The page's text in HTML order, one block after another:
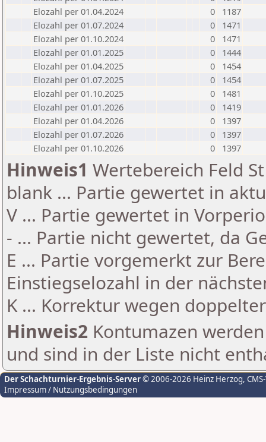
Elozahl per 01.04.2024
0
1187
Elozahl per 01.07.2024
0
1471
Elozahl per 01.10.2024
0
1471
Elozahl per 01.01.2025
0
1444
Elozahl per 01.04.2025
0
1454
Elozahl per 01.07.2025
0
1454
Elozahl per 01.10.2025
0
1481
Elozahl per 01.01.2026
0
1419
Elozahl per 01.04.2026
0
1397
Elozahl per 01.07.2026
0
1397
Elozahl per 01.10.2026
0 1397
Hinweis1 Wertebereich Feld
blank ... Partie gewertet in
V ... Partie gewertet in
- ... Partie nicht gewertet, da
E ... Partie vorgemerkt zur
Einstiegselozahl in der
K ... Korrektur wegen
Hinweis2 Kontumazen
und sind in der Liste nicht
Der Schachturnier-Ergebnis-Server© 2006-2026 Heinz Herzog,
Impressum / Nutzungsbedingungen